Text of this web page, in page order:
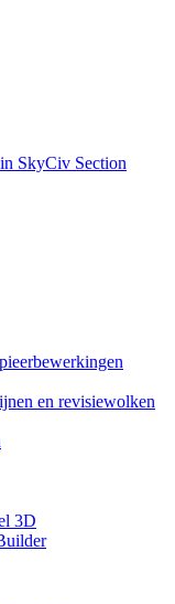
SkyCiv Section
en revisiewolken
3D